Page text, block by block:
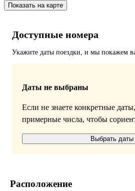
Показать на карте
Доступные номера
Укажите даты поездки, и мы покажем
Даты не выбраны
Если не знаете конкретные
примерные числа, чтобы
Выбрать даты
Расположение